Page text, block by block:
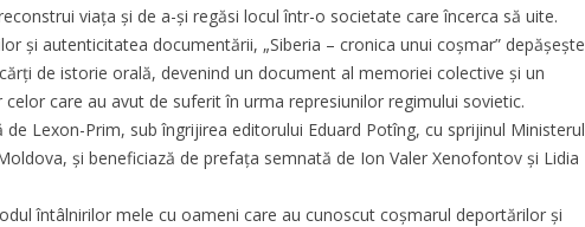
viața și de a-și regăsi locul într-o societate care încerca să uite.
și autenticitatea documentării, „Siberia – cronica unui coșmar” depășește
de istorie orală, devenind un document al memoriei colective și un
care au avut de suferit în urma represiunilor regimului sovietic.
Lexon-Prim, sub îngrijirea editorului Eduard Potîng, cu sprijinul Ministerul
și beneficiază de prefața semnată de Ion Valer Xenofontov și Lidia
întâlnirilor mele cu oameni care au cunoscut coșmarul deportărilor și